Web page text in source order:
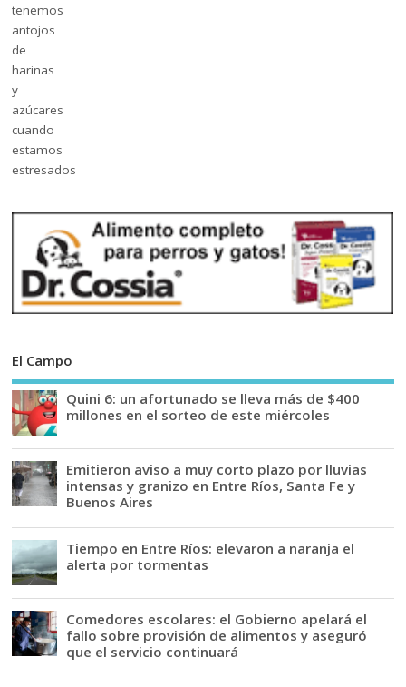
El Campo
Quini 6: un afortunado se lleva más de $400
millones en el sorteo de este miércoles
Emitieron aviso a muy corto plazo por lluvias
intensas y granizo en Entre Ríos, Santa Fe y
Buenos Aires
Tiempo en Entre Ríos: elevaron a naranja el
alerta por tormentas
Comedores escolares: el Gobierno apelará el
fallo sobre provisión de alimentos y aseguró
que el servicio continuará